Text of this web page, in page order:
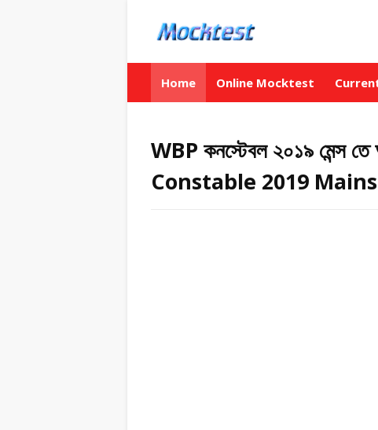
Home Online Mocktest
WBP কনস্টেবল ২০১৯ মেন্স
Constable 2019